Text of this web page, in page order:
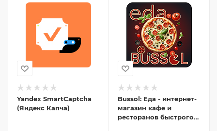
Yandex SmartCaptcha
(Яндекс Капча)
Bussol: Еда - интернет-
магазин кафе и
ресторанов быстрого